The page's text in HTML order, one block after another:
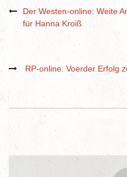
Der Westen-online: Weite
für Hanna Kroiß
RP-online: Voerder Erfolg